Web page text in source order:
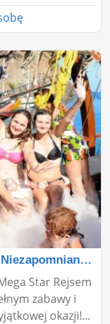
Mega Star Rejs po Kemerze 2024: Niezapomniana Morska P
Star Rejsem
zabawy i
okazji!...